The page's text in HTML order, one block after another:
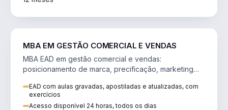
MBA EM GESTÃO COMERCIAL E VENDAS
MBA EAD em gestão comercial e vendas:
posicionamento de marca, precificação, marketing
EAD com aulas gravadas, apostiladas e atualizadas, com
exercícios
Acesso disponível 24 horas, todos os dias